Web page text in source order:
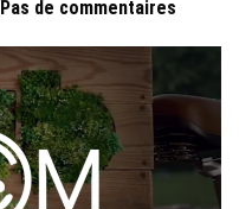
Pas de commentaires